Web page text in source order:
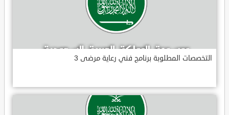
التخصصات المطلوبة برنامج فني رعاية مرضى 3